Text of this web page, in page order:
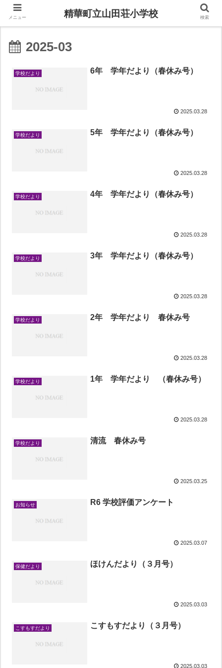
2025-03
学校だより 6年 学年だより（春休み号）
2025.03.28
学校だより 5年 学年だより（春休み号）
2025.03.28
学校だより 4年 学年だより（春休み号）
2025.03.28
学校だより 3年 学年だより（春休み号）
2025.03.28
学校だより 2年 学年だより 春休み号
2025.03.28
学校だより 1年 学年だより （春休み号）
2025.03.28
学校だより 清流 春休み号
2025.03.25
お知らせ R6 学校評価アンケート
2025.03.07
保健だより ほけんだより（３月号）
2025.03.03
こすもすだより こすもすだより（３月号）
2025.03.03
メニュー 精華町立山田荘小学校 検索